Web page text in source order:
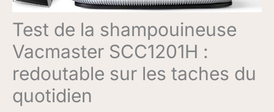
Test de la shampouineuse
Vacmaster SCC1201H :
redoutable sur les taches du
quotidien